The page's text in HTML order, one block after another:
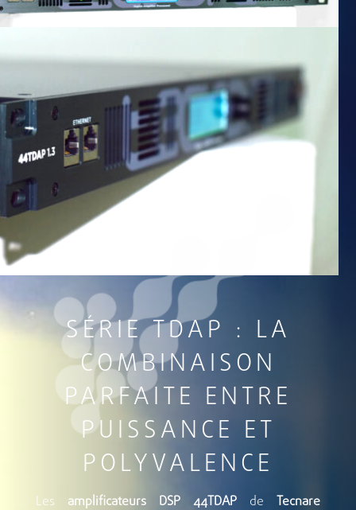
SÉRIE TDAP : LA
COMBINAISON
PARFAITE ENTRE
PUISSANCE ET
POLYVALENCE
Les amplificateurs DSP 44TDAP deTecnare